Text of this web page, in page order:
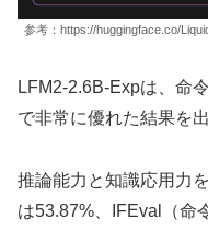
参考：https://huggingface.co/
LFM2-2.6B-Expは、命
で非常に優れた結果を
推論能力と知識応用力
は53.87%、IFEval（命